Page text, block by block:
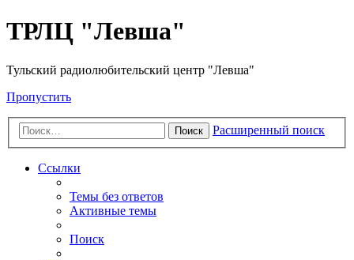
ТРЛЦ "Левша"
Тульский радиолюбительский центр "Левша"
Пропустить
Поиск Расширенный поиск
Ссылки
Темы без ответов
Активные темы
Поиск